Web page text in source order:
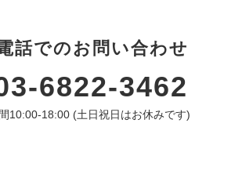
話でのお問い合わせ
6822-3462
10:00-18:00 (土日祝日はお休みです)